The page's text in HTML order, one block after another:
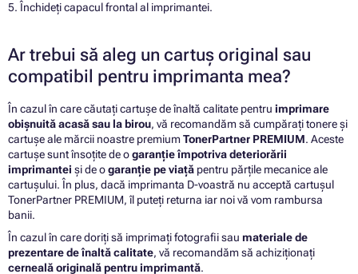
5. Închideți capacul frontal al imprimantei.
Ar trebui să aleg un cartuș original sau
compatibil pentru imprimanta mea?
În cazul în care căutați cartușe de înaltă calitate pentru imprimare
obișnuită acasă sau la birou, vă recomandăm să cumpărați tonere și
cartușe ale mărcii noastre premiumTonerPartner PREMIUM. Aceste
cartușe sunt însoțite de ogaranție împotriva deteriorării
imprimantei și de ogaranție pe viață pentru părțile mecanice ale
cartușului. În plus, dacă imprimanta D-voastră nu acceptă cartușul
TonerPartner PREMIUM, îl puteți returna iar noi vă vom rambursa
banii.
În cazul în care doriți să imprimați fotografii sau materiale de
prezentare de înaltă calitate, vă recomandăm să achiziționați
cerneală originală pentru imprimantă.